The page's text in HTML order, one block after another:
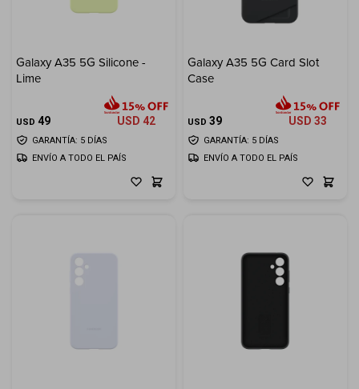
Galaxy A35 5G Silicone -
Lime
USD 49 USD 42
GARANTÍA: 5 DÍAS
ENVÍO A TODO EL PAÍS
Galaxy A35 5G Card Slot
Case
USD 39 USD 33
GARANTÍA: 5 DÍAS
ENVÍO A TODO EL PAÍS